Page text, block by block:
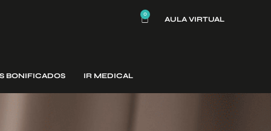
0
AULA VIRTUAL
BONIFICADOS IR MEDICAL